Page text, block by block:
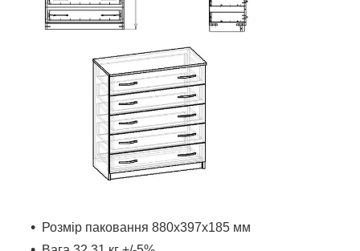
Розмір паковання 880x397x185 мм